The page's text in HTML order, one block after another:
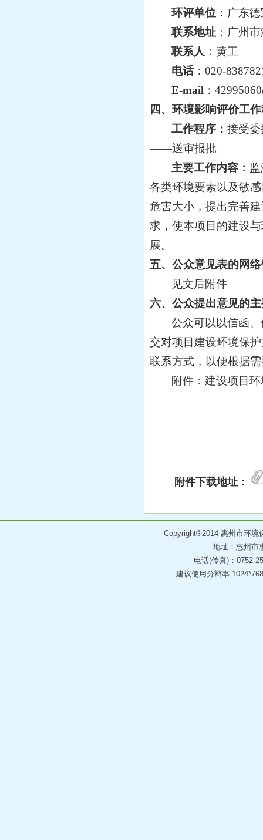
环评单位 ： 广东
联系地址 ： 广州
联系人 ：黄工
电话 ：020-
E-mail ：42995060
四、环境影响评价工
工作程序：接受
——送审报批。
主要工作内容：
各类环境要素以及敏
危害大小，提出完善
求，使本项目的建设
展。
五、公众意见表的网
见文后附件
六、公众提出意见的
公众可以以信函
交对项目建设环境保
联系方式，以便根据
附件：建设项目
附件下载地址：
Copyright®2014 惠州市环
地址：惠州市
电话(传真)：0752-
建议使用分辩率